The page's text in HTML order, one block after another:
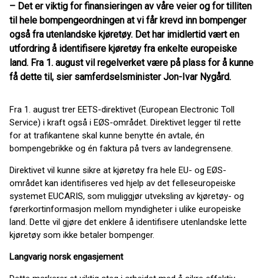
– Det er viktig for finansieringen av våre veier og for tilliten
til hele bompengeordningen at vi får krevd inn bompenger
også fra utenlandske kjøretøy. Det har imidlertid vært en
utfordring å identifisere kjøretøy fra enkelte europeiske
land. Fra 1. august vil regelverket være på plass for å kunne
få dette til, sier samferdselsminister Jon-Ivar Nygård.
Fra 1. august trer EETS-direktivet (European Electronic Toll
Service) i kraft også i EØS-området. Direktivet legger til rette
for at trafikantene skal kunne benytte én avtale, én
bompengebrikke og én faktura på tvers av landegrensene.
Direktivet vil kunne sikre at kjøretøy fra hele EU- og EØS-
området kan identifiseres ved hjelp av det felleseuropeiske
systemet EUCARIS, som muliggjør utveksling av kjøretøy- og
førerkortinformasjon mellom myndigheter i ulike europeiske
land. Dette vil gjøre det enklere å identifisere utenlandske lette
kjøretøy som ikke betaler bompenger.
Langvarig norsk engasjement